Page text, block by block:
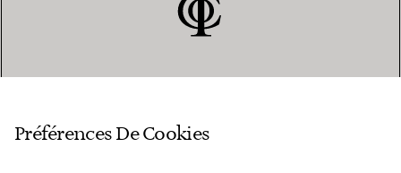
Préférences De Cookies